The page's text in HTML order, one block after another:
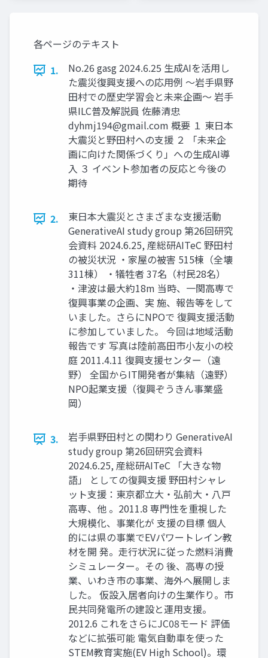
各ページのテキスト
1.
No.26 gasg 2024.6.25 生成AIを活用し
た震災復興支援への応用例 ～岩手県野
田村での歴史学習会と未来企画～ 岩手
県ILC普及解説員 佐藤清忠
dyhmj194@gmail.com 概要 １ 東日本
大震災と野田村への支援 ２ 「未来企
画に向けた関係づくり」への生成AI導
入 ３ イベント参加者の反応と今後の
期待
2.
東日本大震災とさまざまな支援活動
GenerativeAI study group 第26回研究
会資料 2024.6.25, 産総研AITeC 野田村
の被災状況 ・家屋の被害 515棟（全壊
311棟） ・犠牲者 37名（村民28名）
・津波は最大約18m 当時、一関高専で
復興事業の企画、実 施、報告等をして
いました。さらにNPOで 復興支援活動
に参加していました。 今回は地域活動
報告です 写真は陸前高田市小友小の校
庭 2011.4.11 復興支援センター（遠
野） 全国からIT開発者が集結（遠野）
NPO起業支援（復興ぞうきん事業盛
岡）
3.
岩手県野田村との関わり GenerativeAI
study group 第26回研究会資料
2024.6.25, 産総研AITeC 「大きな物
語」 としての復興支援 野田村シャレ
ット支援：東京都立大・弘前大・八戸
高専、他 。2011.8 専門性を重視した
大規模化、事業化が 支援の目標 個人
的には県の事業でEVパワートレイン教
材を開 発。走行状況に従った燃料消費
シミュレーター。その 後、高専の授
業、いわき市の事業、海外へ展開しま
した。 仮設入居者向けの生業作り。市
民共同発電所の建設と運用支援。
2012.6 これをさらにJC08モード 評価
などに拡張可能 電気自動車を使った
STEM教育実施(EV High School)。環